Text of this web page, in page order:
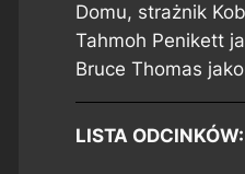
Domu, strażnik
Tahmoh Penikett
Bruce Thomas
LISTA ODCINKÓW: